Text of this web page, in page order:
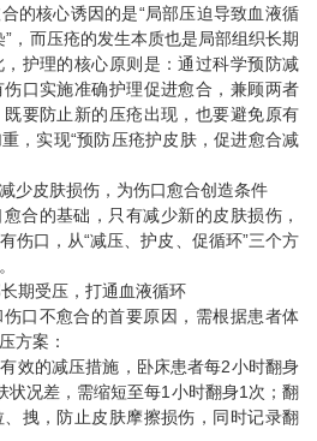
的核心诱因的是“局部压迫导致血液循
”，而压疮的发生本质也是局部组织长期
护理的核心原则是：通过科学预防减
口实施准确护理促进愈合，兼顾两者
要防止新的压疮出现，也要避免原有
，实现“预防压疮护皮肤，促进愈合减
少皮肤损伤，为伤口愈合创造条件
合的基础，只有减少新的皮肤损伤，
伤口，从“减压、护皮、促循环”三个方
期受压，打通血液循环
口不愈合的首要原因，需根据患者体
方案：
效的减压措施，卧床患者每2小时翻身
状况差，需缩短至每1小时翻身1次；翻
拽，防止皮肤摩擦损伤，同时记录翻